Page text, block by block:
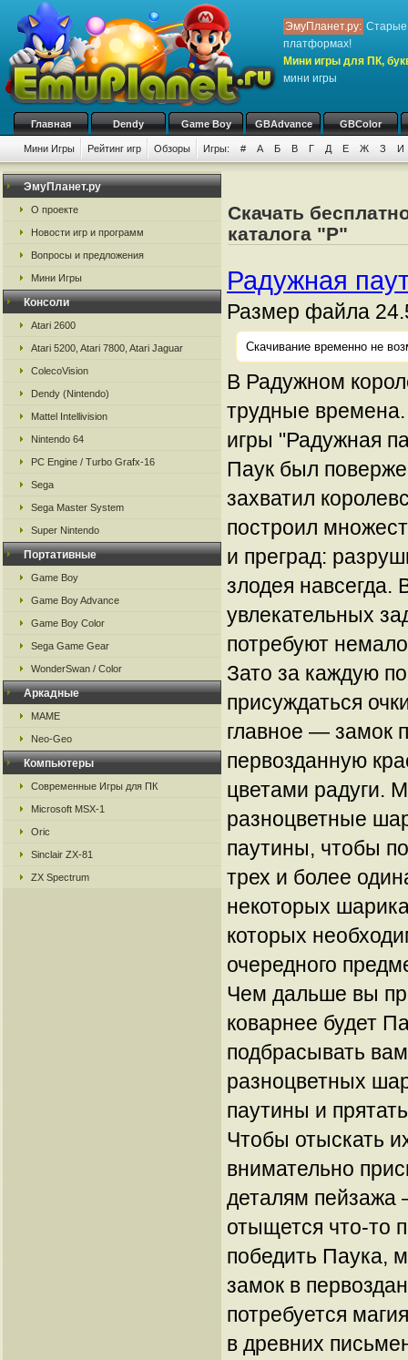
ЭмуПланет.ру: Старые
платформах!
Мини игры для ПК,
мини игры
Главная Dendy Game Boy GBAdvance GBColor
Мини Игры Рейтинг игр Обзоры Игры: # А Б В Г Д Е Ж З И
ЭмуПланет.ру
О проекте
Новости игр и программ
Вопросы и предложения
Мини Игры
Консоли
Atari 2600
Atari 5200, Atari 7800, Atari Jaguar
ColecoVision
Dendy (Nintendo)
Mattel Intellivision
Nintendo 64
PC Engine / Turbo Grafx-16
Sega
Sega Master System
Super Nintendo
Портативные
Game Boy
Game Boy Advance
Game Boy Color
Sega Game Gear
WonderSwan / Color
Аркадные
MAME
Neo-Geo
Компьютеры
Современные Игры для ПК
Microsoft MSX-1
Oric
Sinclair ZX-81
ZX Spectrum
Скачать
каталога "Р"
Радужная
Размер файла
Скачивание временно не
В Радужном
трудные
игры "Радужная
Паук был
захватил
построил
и преград:
злодея навсегда.
увлекательных
потребуют
Зато за каждую
присуждаться
главное — замок
первозданную
цветами радуги.
разноцветные
паутины, чтобы
трех и более
некоторых
которых
очередного
Чем дальше вы
коварнее будет
подбрасывать
разноцветных
паутины и
Чтобы отыскать
внимательно
деталям пейзажа
отыщется что-то
победить Паука,
замок в
потребуется
в древних